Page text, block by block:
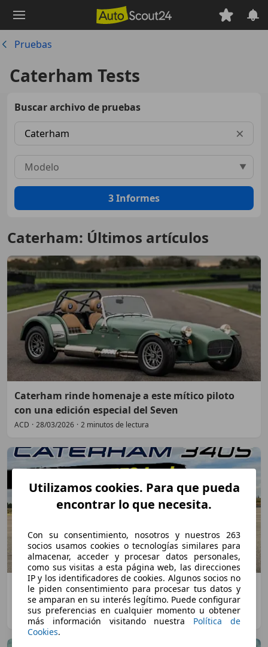
principal
Utilizamos cookies. Para que pueda
encontrar lo que necesita.
Con su consentimiento, nosotros y nuestros 263
socios usamos cookies o tecnologías similares para
almacenar, acceder y procesar datos personales,
como sus visitas a esta página web, las direcciones
IP y los identificadores de cookies. Algunos socios no
le piden consentimiento para procesar tus datos y
se amparan en su interés legítimo. Puede configurar
sus preferencias en cualquier momento u obtener
más información visitando nuestra Política de
Cookies.
Pruebas
Caterham Tests
Buscar archivo de pruebas
Marca
×
Modelo ▼
3Informes
Caterham: Últimos artículos
Caterham rinde homenaje a este mítico piloto
con una edición especial del Seven
ACD · 28/03/2026 · 2 minutos de lectura
Caterham Seven 340S: El heredero de Colin
Chapman
Dani Cuadrado · 21/09/2025 2 minutos de lectura